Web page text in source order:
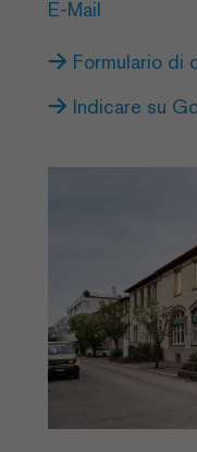
E-Mail
Formulario di
Indicare su